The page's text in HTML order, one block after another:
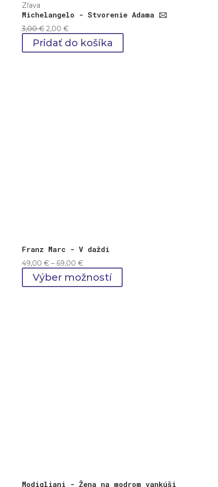
Zľava
Michelangelo - Stvorenie Adama 🖂
3,00€ Pôvodná
cena
bola:
2,00 €Aktuálna
cena
je:
Pridať do košíka
Franz Marc - V daždi
49,00 € – 69,00 €Price
range:
49,00 €
Výber možností
Modigliani - Žena na modrom vankúši